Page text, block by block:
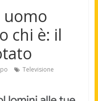
uomo
chi è: il
Televisione